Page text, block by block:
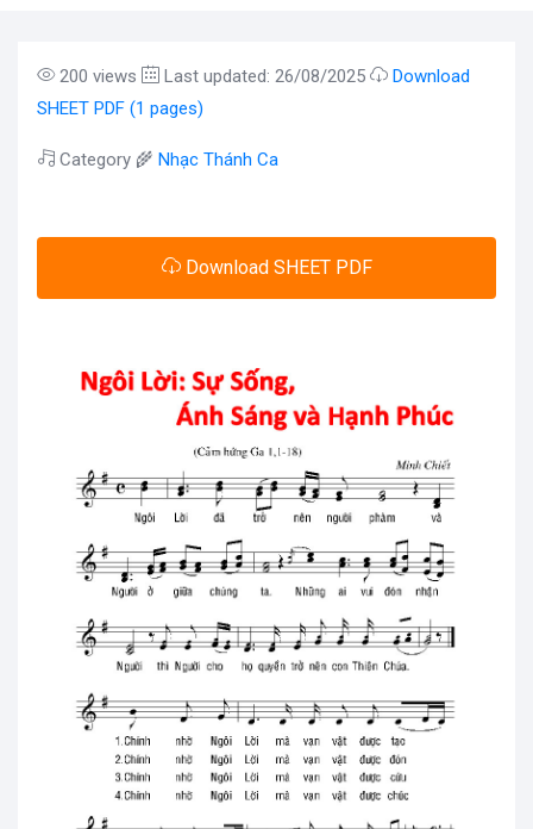
200 views Last updated: 26/08/2025
Download
SHEET PDF (1 pages)
Category 🌾 Nhạc Thánh Ca
Download SHEET PDF